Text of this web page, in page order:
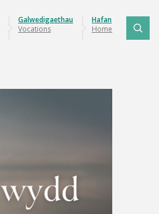
Galwedigaethau
Vocations
Hafan
Home